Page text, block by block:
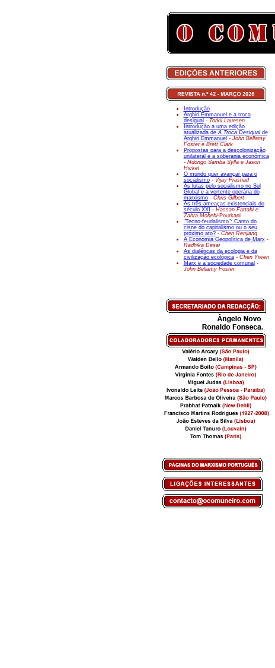
Introdução
Arghiri Emmanuel e a troca
desigual - Torkil Lauesen
Introdução a uma edição
atualizada deA Troca Desigualde
Arghiri Emmanuel - John Bellamy
Foster e Brett Clark
Propostas para a descolonização
unilateral e a soberania económica
- Ndongo Samba Sylla e Jason
Hickel
O mundo quer avançar para o
socialismo- Vijay Prashad
As lutas pelo socialismo no Sul
Global e a vertente operária do
marxismo- Chris Gilbert
As três ameaças existenciais do
século XXI - Hassan Fattahi e
Zahra Mohebi-Pourkani
"Tecno-feudalismo": Canto do
cisne do capitalismo ou o seu
próximo ato? - Chen Renjiang
A Economia Geopolítica de Marx-
Radhika Desai
As dialéticas da ecologia e da
civilização ecológica - Chen Yiwen
Marx e a sociedade comunal -
John Bellamy Foster